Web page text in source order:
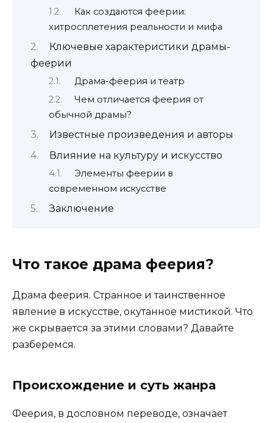
Как создаются феерии:
хитросплетения реальности и мифа
Ключевые характеристики драмы-
феерии
Драма-феерия и театр
Чем отличается феерия от
обычной драмы?
Известные произведения и авторы
Влияние на культуру и искусство
Элементы феерии в
современном искусстве
Заключение
Что такое драма феерия?
Драма феерия. Странное и таинственное
явление в искусстве, окутанное мистикой. Что
же скрывается за этими словами? Давайте
разберемся.
Происхождение и суть жанра
Феерия, в дословном переводе, означает